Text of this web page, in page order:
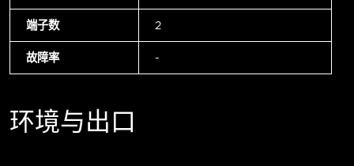
端子数 2
故障率 -
环境与出口